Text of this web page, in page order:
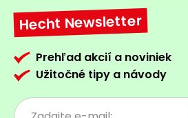
Hecht Newsletter
Prehľad akcií a noviniek
Užitočné tipy a návody